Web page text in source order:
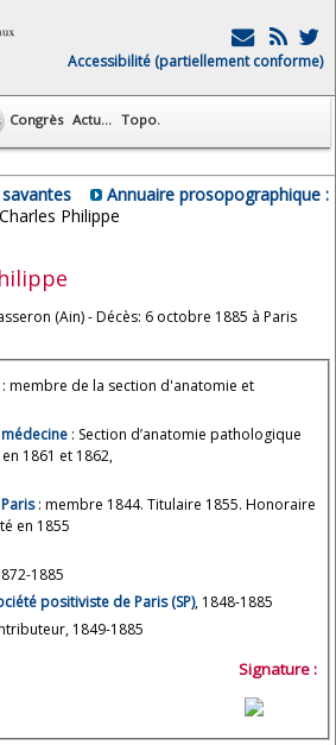
Accessibilité (partiellement conforme)
Congrès Actu... Topo.
Annuaire prosopographique :
Philippe
(Ain) - Décès: 6 octobre 1885 à Paris
: membre de la section d'anatomie et
: Section d’anatomie pathologique
1861 et 1862,
: membre 1844. Titulaire 1855. Honoraire
en 1855
1885
positiviste de Paris (SP), 1848-1885
1849-1885
Signature :